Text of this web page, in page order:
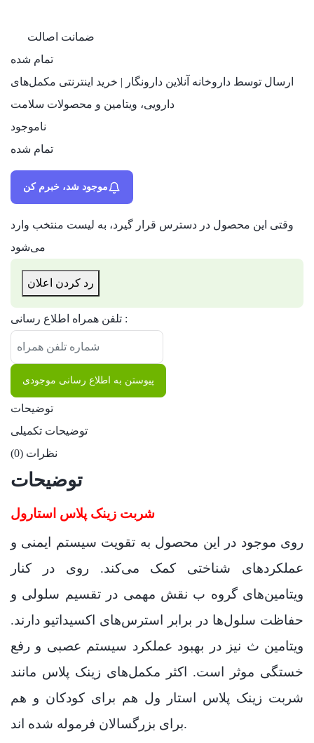
ضمانت اصالت
تمام شده
ارسال توسط داروخانه آنلاین دارونگار | خرید اینترنتی مکمل‌های
دارویی، ویتامین و محصولات سلامت
ناموجود
تمام شده
موجود شد، خبرم کن
وقتی این محصول در دسترس قرار گیرد، به لیست منتخب وارد
می‌شود
رد کردن اعلان
تلفن همراه اطلاع رسانی :
پیوستن به اطلاع رسانی موجودی
توضیحات
توضیحات تکمیلی
نظرات (0)
توضیحات
شربت زینک پلاس استارول
روی موجود در این محصول به تقویت سیستم ایمنی و
عملکردهای شناختی کمک می‌کند. روی در کنار
ویتامین‌های گروه ب نقش مهمی در تقسیم سلولی و
حفاظت سلول‌ها در برابر استرس‌های اکسیداتیو دارند.
ویتامین ث نیز در بهبود عملکرد سیستم عصبی و رفع
خستگی موثر است. اکثر مکمل‌های زینک پلاس مانند
شربت زینک پلاس استار ول هم برای کودکان و هم
برای بزرگسالان فرموله شده اند.